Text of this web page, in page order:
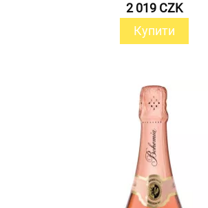
2 019 CZK
Купити